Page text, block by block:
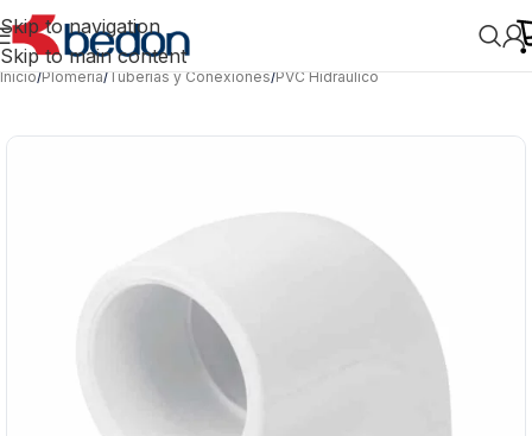
Skip to navigation
Skip to main content
Inicio/Plomería/Tuberías y Conexiones/PVC Hidráulico